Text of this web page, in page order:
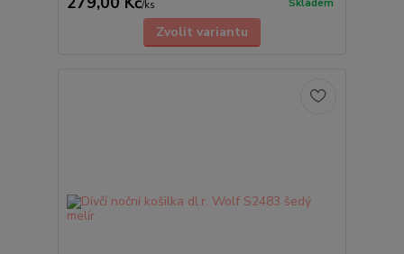
/ks Skladem
Zvolit variantu